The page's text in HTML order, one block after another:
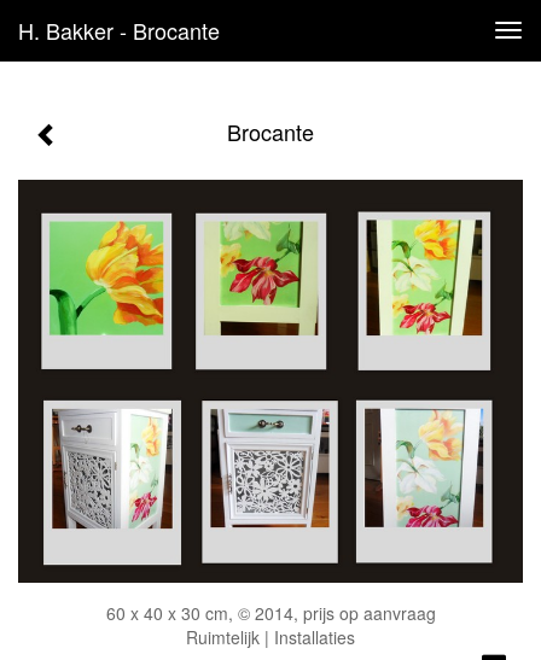
H. Bakker - Brocante
Brocante
60 x 40 x 30 cm, © 2014, prijs op aanvraag
Ruimtelijk | Installaties